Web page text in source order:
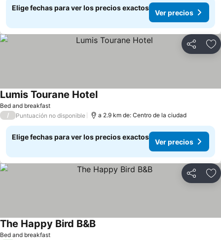
Elige fechas para ver los precios exactos
Ver precios
Compartir
Bed and breakfast
Lumis Tourane HotelVer precios
/ Puntuación no disponible a 2.9 km de: Centro de la ciudad
Elige fechas para ver los precios exactos
Ver precios
Compartir
Bed and breakfast
The Happy Bird B&BVer precios